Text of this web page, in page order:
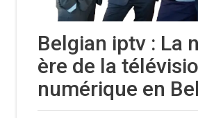
Belgian iptv : La
ère de la
numérique en